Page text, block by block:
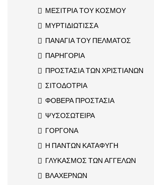
ΜΕΣΙΤΡΙΑ ΤΟΥ ΚΟΣΜΟΥ
ΜΥΡΤΙΔΙΩΤΙΣΣΑ
ΠΑΝΑΓΙΑ ΤΟΥ ΠΕΛΜΑΤΟΣ
ΠΑΡΗΓΟΡΙΑ
ΠΡΟΣΤΑΣΙΑ ΤΩΝ ΧΡΙΣΤΙΑΝΩΝ
ΣΙΤΟΔΟΤΡΙΑ
ΦΟΒΕΡΑ ΠΡΟΣΤΑΣΙΑ
ΨΥΣΟΣΩΤΕΙΡΑ
ΓΟΡΓΟΝΑ
Η ΠΑΝΤΩΝ ΚΑΤΑΦΥΓΗ
ΓΛΥΚΑΣΜΟΣ ΤΩΝ ΑΓΓΕΛΩΝ
ΒΛΑΧΕΡΝΩΝ